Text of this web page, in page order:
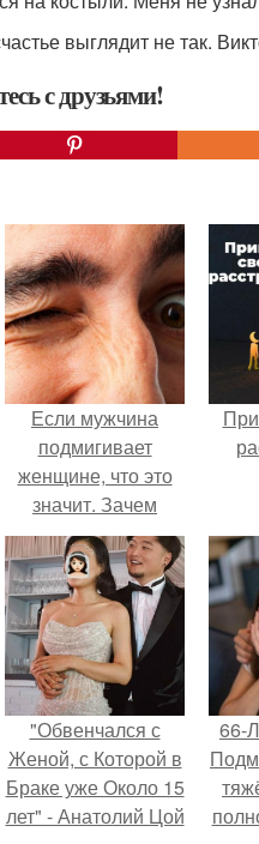
выглядит не так.
с друзьями!
Если мужчина
подмигивает
женщине, что это
значит. Зачем
мужчина мне
подмигнул?
"Обвенчался с
Женой, с Которой в
Браке уже Около 15
лет" - Анатолий Цой
66-